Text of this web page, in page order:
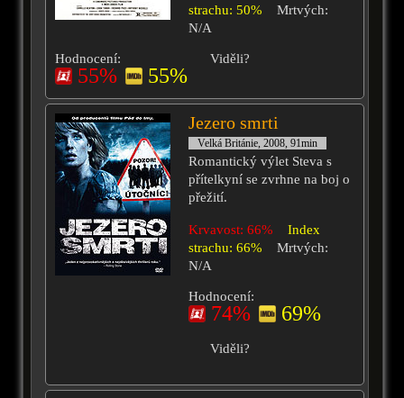
strachu: 50%
Mrtvých:
N/A
Hodnocení:
55% 55%
Viděli?
Jezero smrti
Velká Británie, 2008, 91min
Romantický výlet Steva s
přítelkyní se zvrhne na boj o
přežití.
Krvavost: 66%
Index
strachu: 66%
Mrtvých:
N/A
Hodnocení:
74% 69%
Viděli?